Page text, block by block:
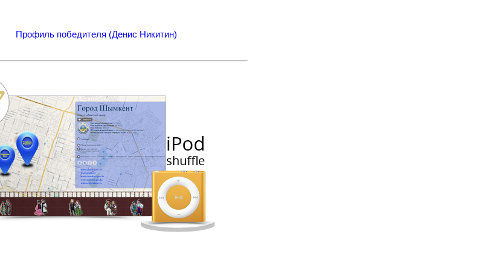
Профиль победителя (Денис Никитин)